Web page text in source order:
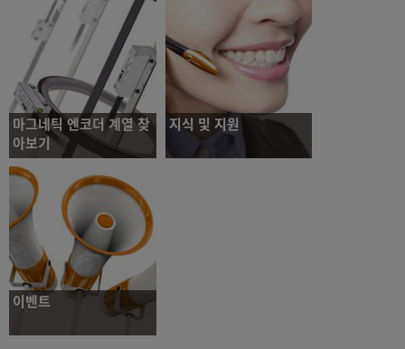
마그네틱 엔코더 계열 찾
아보기
RLS 마그네틱 엔코더 제품군에 대해
알아보기
마그네틱 엔코더 계열
찾아보기
지식 및 지원
이벤트